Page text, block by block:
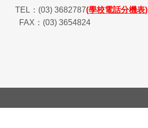
TEL ： (03) 3682787(學校電話分機表)
FAX ： (03) 3654824